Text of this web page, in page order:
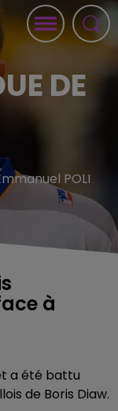
DE
POLI
à
a été battu
de Boris Diaw.